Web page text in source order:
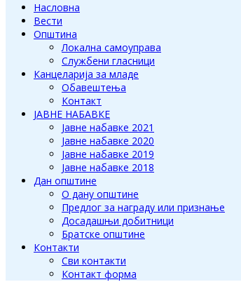
Насловна
Вести
Општина
Локална самоуправа
Службени гласници
Канцеларија за младе
Обавештења
Контакт
ЈАВНЕ НАБАВКЕ
Јавне набавке 2021
Јавне набавке 2020
Јавне набавке 2019
Јавне набавке 2018
Дан општине
О дану општине
Предлог за награду или признање
Досадашњи добитници
Братске општине
Контакти
Сви контакти
Контакт форма